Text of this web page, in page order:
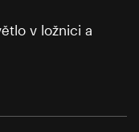
v ložnici a